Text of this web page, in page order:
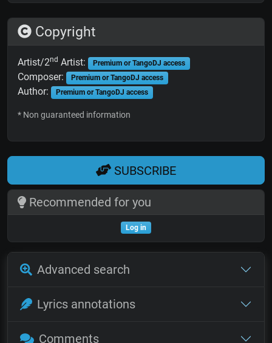
Copyright
Artist/2nd Artist: Premium or TangoDJ access
Composer: Premium or TangoDJ access
Author: Premium or TangoDJ access
* Non guaranteed information
SUBSCRIBE
Recommended for you
Log in
Advanced search
Lyrics annotations
Comments